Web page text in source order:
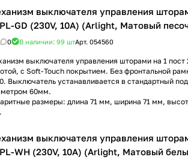
выключателя управления
GD (230V, 10A) (Arlight, Матовый
0 В наличии: 99 штАрт. 054560
выключателя управления шторами на 1
с Soft-Touch покрытием. Без фронтальной
Выключатель устанавливается в стандартный
60мм.
размеры: длина 71 мм, ширина 71 мм,
выключателя управления
WH (230V, 10A) (Arlight, Матовый